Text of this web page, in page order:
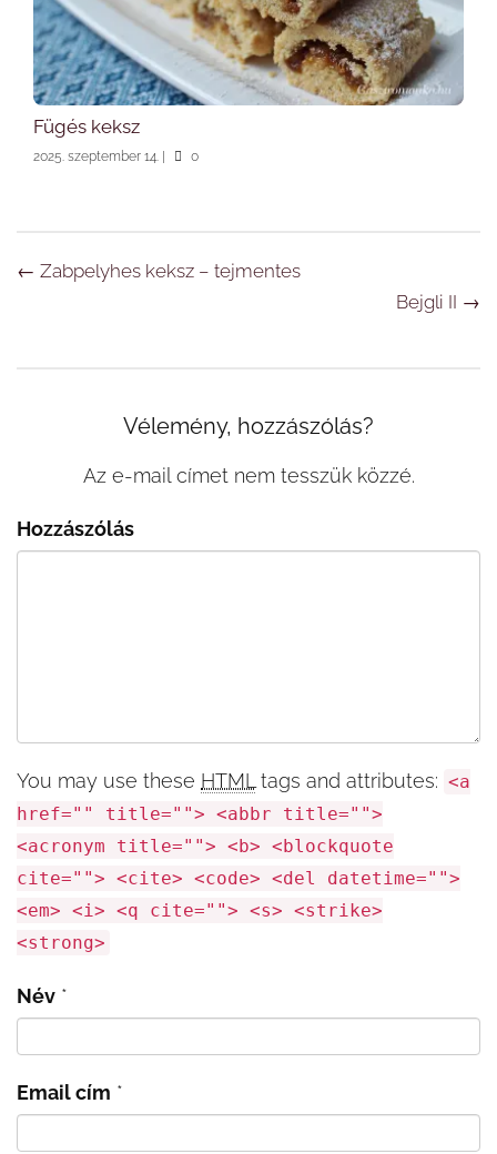
Fügés keksz
2025. szeptember 14. | 0
Navigáció
← Zabpelyhes keksz – tejmentes
Bejgli II →
Vélemény, hozzászólás?
Az e-mail címet nem tesszük közzé.
Hozzászólás
You may use these HTML tags and attributes: <a
href="" title=""> <abbr title="">
<acronym title=""> <b> <blockquote
cite=""> <cite> <code> <del datetime="">
<em> <i> <q cite=""> <s> <strike>
<strong>
Név *
Email cím *